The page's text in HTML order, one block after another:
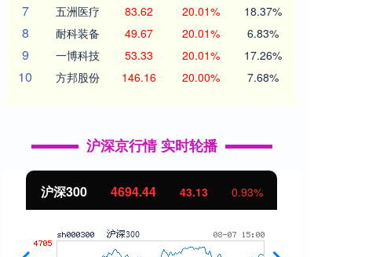
7 五洲医疗 83.62 20.01% 18.37%
8 耐科装备 49.67 20.01% 6.83%
9 一博科技 53.33 20.01% 17.26%
10 方邦股份 146.16 20.00% 7.68%
沪深京行情 实时轮播
北证50 1134.24 11.37 1.01%